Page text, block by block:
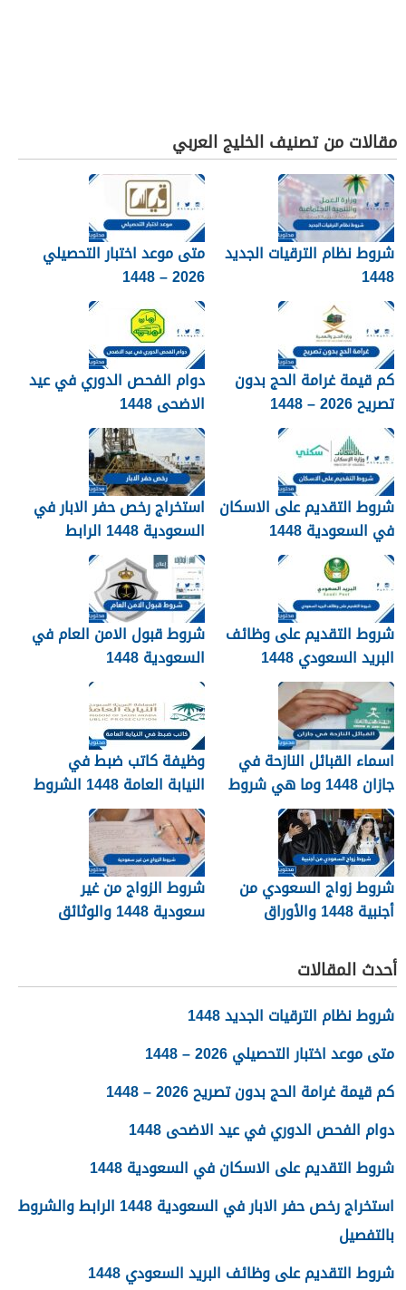
مقالات من تصنيف الخليج العربي
شروط نظام الترقيات الجديد
1448
متى موعد اختبار التحصيلي
2026 – 1448
كم قيمة غرامة الحج بدون
تصريح 2026 – 1448
دوام الفحص الدوري في عيد
الاضحى 1448
شروط التقديم على الاسكان
في السعودية 1448
استخراج رخص حفر الابار في
السعودية 1448 الرابط
والشروط بالتفصيل
شروط التقديم على وظائف
البريد السعودي 1448
شروط قبول الامن العام في
السعودية 1448
اسماء القبائل النازحة في
جازان 1448 وما هي شروط
تجنيسها
وظيفة كاتب ضبط في
النيابة العامة 1448 الشروط
وطريقة التقديم
شروط زواج السعودي من
أجنبية 1448 والأوراق
شروط الزواج من غير
سعودية 1448 والوثائق
أحدث المقالات
شروط نظام الترقيات الجديد 1448
متى موعد اختبار التحصيلي 2026 – 1448
كم قيمة غرامة الحج بدون تصريح 2026 – 1448
دوام الفحص الدوري في عيد الاضحى 1448
شروط التقديم على الاسكان في السعودية 1448
استخراج رخص حفر الابار في السعودية 1448 الرابط والشروط
بالتفصيل
شروط التقديم على وظائف البريد السعودي 1448